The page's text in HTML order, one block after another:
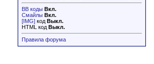
BB коды Вкл.
Смайлы Вкл.
[IMG] код Выкл.
HTML код Выкл.
Правила форума